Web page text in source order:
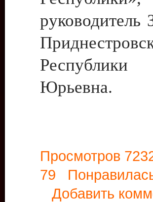
руководитель
Юрьевна.
Просмотров
79
Добавить